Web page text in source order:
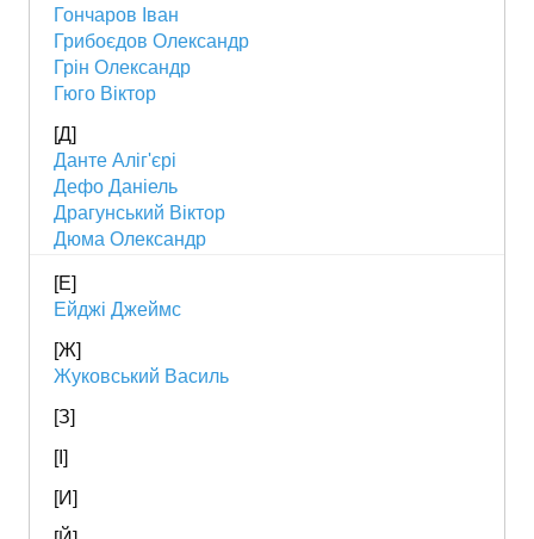
Гончаров Іван
Грибоєдов Олександр
Грін Олександр
Гюго Віктор
[Д]
Данте Аліг'єрі
Дефо Даніель
Драгунський Віктор
Дюма Олександр
[Е]
Ейджі Джеймс
[Ж]
Жуковський Василь
[З]
[І]
[И]